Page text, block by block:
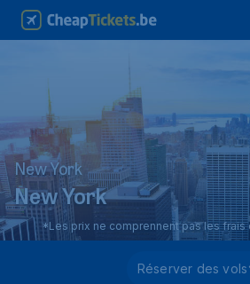
New York
New York
*Les prix ne comprennent pas les frais
Réserver des vols